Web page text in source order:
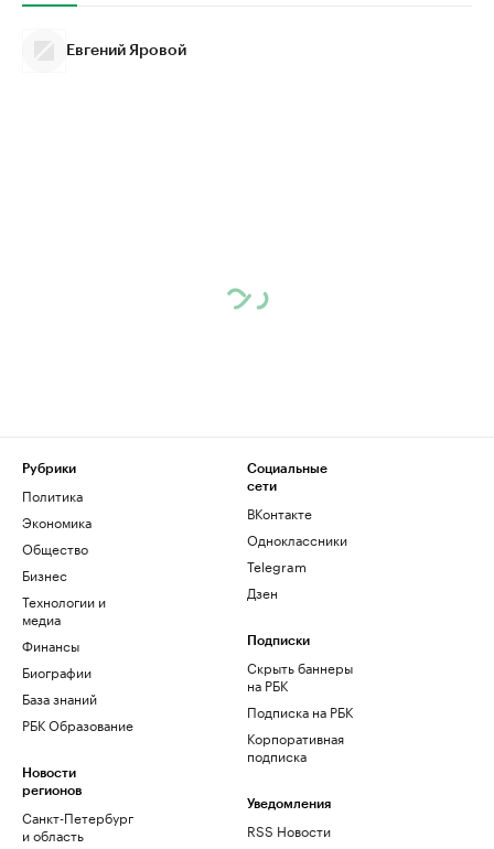
Евгений Яровой
Рубрики
Политика
Экономика
Общество
Бизнес
Технологии и
медиа
Финансы
Биографии
База знаний
РБК Образование
Новости
регионов
Санкт-Петербург
и область
Социальные
сети
ВКонтакте
Одноклассники
Telegram
Дзен
Подписки
Скрыть баннеры
на РБК
Подписка на РБК
Корпоративная
подписка
Уведомления
RSS Новости